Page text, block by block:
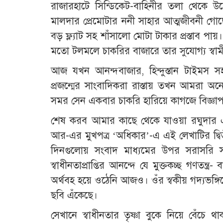
রাজারহাটে সিন্ডিকেট-বাহিনীর তলা
মালদার প্রেমোটার ননী সাহার আত্মজীবনী
বড় ফ্ল্যাট সহ শাঁসালো মোটা টাকার প্রস্তাব
মতো টলমলে চাকরির বাজারে তার সুযোগ্য
আজ যখন আনন্দবাজার, হিন্দুস্তান টাইমস সহ
প্রজন্মের সাংবাদিকরা রাস্তায় তখন আমরা
সমর সেন একবার চাকরি হারিয়ে কাগজে
শেষ করব আমার কাছে থেকে যাওয়া রঘুদার
আর-এর মুখপত্র ‘অধিকার’-এ এই লেখাটির
দিনগুলোয় সংবাদ মাধ্যমের উপর সরাসরি
স্বাধীনতাপ্রাপ্তির আনন্দে যে মুক্তকচ্ছ
অর্থবহ হয়ে ওঠেনি আজও। ওঁর স্বকীয়
ছবি এঁকেছে।
সেখানে স্বাধীনতার তৃষ্ণা বুকে নিয়ে বেঁচে